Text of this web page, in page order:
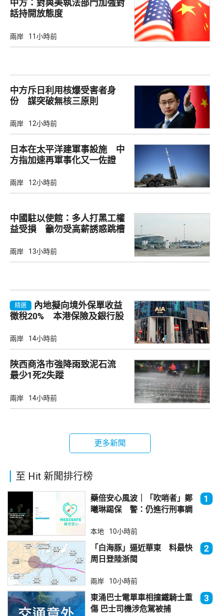
中方：對與美執法部門加強對
話持開放態度
兩岸 11小時前
中方斥日利用核爆受害者身
份 謀突破無核三原則
兩岸 12小時前
日本在太平洋建軍事設施 中
方指加速再軍事化又一佐證
兩岸 12小時前
中國駐以使館：多人打黑工權
益受損 籲勿受高薪誘惑跳槽
兩岸 13小時前
精選
內地擬向境外保單收益
徵稅20% 本港保險及銀行股
兩岸 14小時前
陜西商洛市強降雨致泥石流
最少1死2失蹤
兩岸 14小時前
更多新聞
至 Hit 新聞排行榜
藥倍安心風波｜「吹哨者」鄭
曦琳踢保 警：仍進行刑事調
1
本地 10小時前
「白海豚」逼近華東 料最快
周日登陸浙閩
2
兩岸 10小時前
東涌巴士電單車相撞鐵騎士重
傷 巴士司機涉危駕被捕
3